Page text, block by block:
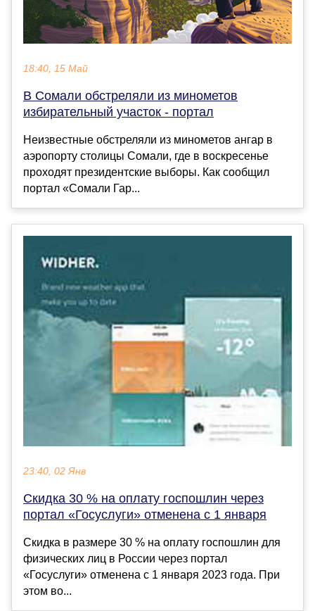
18:40, 15 Май
В Сомали обстреляли из минометов
избирательный участок - портал
Неизвестные обстреляли из минометов ангар в
аэропорту столицы Сомали, где в воскресенье
проходят президентские выборы. Как сообщил
портал «Сомали Гар...
23:40, 02 Янв
Скидка 30 % на оплату госпошлин через
портал «Госуслуги» отменена с 1 января
Скидка в размере 30 % на оплату госпошлин для
физических лиц в России через портал
«Госуслуги» отменена с 1 января 2023 года. При
этом во...